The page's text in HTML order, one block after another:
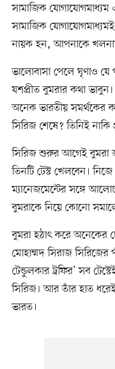
সামাজিক
সামাজিক
নায়ক হন, আপনাকে
ভালোবাসা পেলে ঘৃণাও যে
যশপ্রীত বুমরার কথা
অনেক ভারতীয় সমর্থকের
সিরিজ শেষে? তিনিই নাকি
সিরিজ শুরুর আগেই বুমরা
তিনটি টেস্ট খেলবেন।
ম্যানেজমেন্টের সঙ্গে
বুমরাকে নিয়ে কোনো
বুমরা হঠাৎ করে অনেকের
মোহাম্মদ সিরাজ সিরিজের
টেন্ডুলকার ট্রফির’ সব
সিরিজ। আর তাঁর হাত
ভারত।